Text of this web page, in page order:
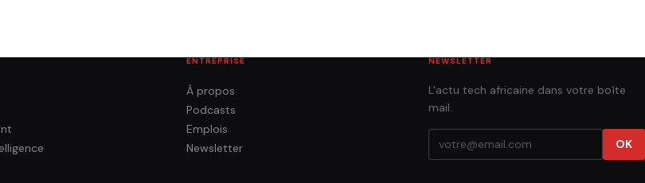
ENTREPRISE
À propos
Podcasts
Emplois
Newsletter
NEWSLETTER
L'actu tech africaine dans votre boîte
mail.
OK